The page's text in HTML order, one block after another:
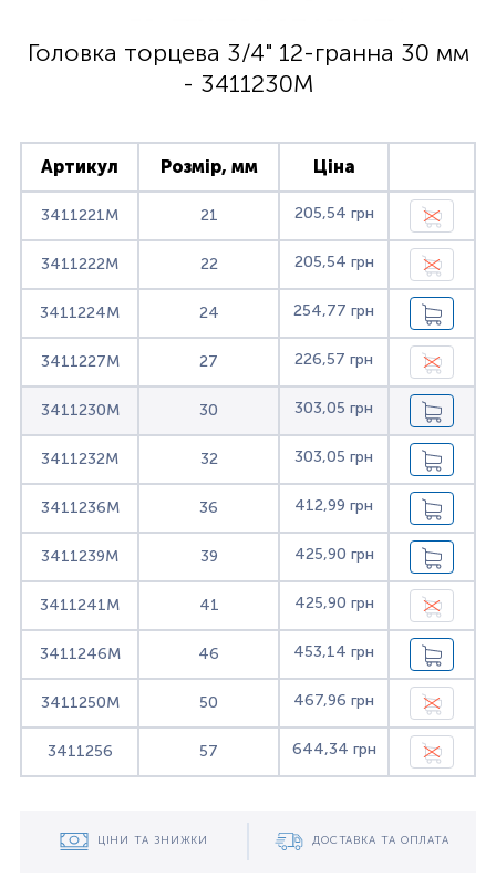
Головка торцева 3/4" 12-гранна 30 мм
- 3411230M
Артикул Розмір, мм Ціна
3411221M 21 205,54 грн
3411222M 22 205,54 грн
3411224M 24 254,77 грн
3411227M 27 226,57 грн
3411230M 30 303,05 грн
3411232M 32 303,05 грн
3411236M 36 412,99 грн
3411239M 39 425,90 грн
3411241M 41 425,90 грн
3411246M 46 453,14 грн
3411250M 50 467,96 грн
3411256 57 644,34 грн
ЦІНИ ТА ЗНИЖКИ ДОСТАВКА ТА ОПЛАТА